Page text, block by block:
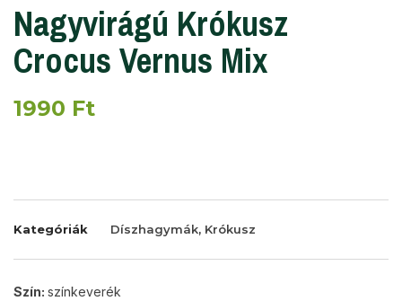
Nagyvirágú Krókusz
Crocus Vernus Mix
1990 Ft
Kategóriák Díszhagymák, Krókusz
Szín: színkeverék